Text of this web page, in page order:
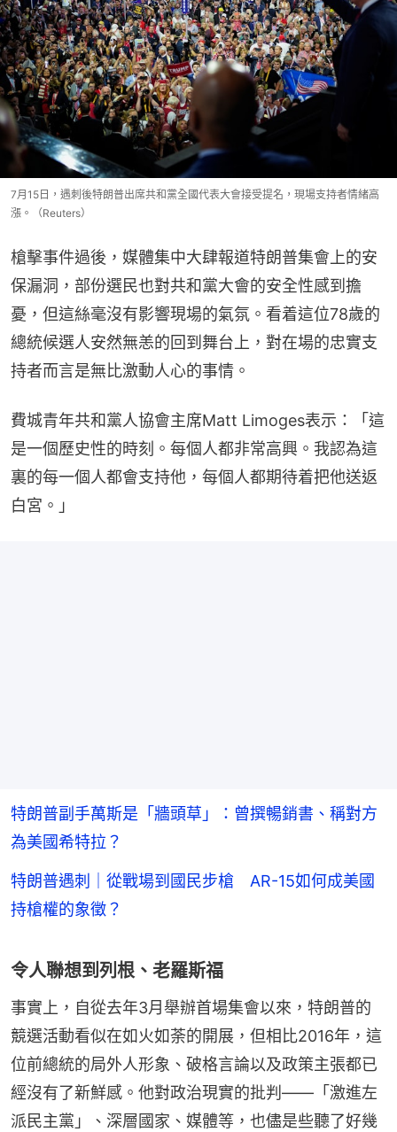
7月15日，遇刺後特朗普出席共和黨全國代表大會接受提名，現場支持者情緒高
漲。（Reuters）
槍擊事件過後，媒體集中大肆報道特朗普集會上的安
保漏洞，部份選民也對共和黨大會的安全性感到擔
憂，但這絲毫沒有影響現場的氣氛。看着這位78歲的
總統候選人安然無恙的回到舞台上，對在場的忠實支
持者而言是無比激動人心的事情。
費城青年共和黨人協會主席Matt Limoges表示：「這
是一個歷史性的時刻。每個人都非常高興。我認為這
裏的每一個人都會支持他，每個人都期待着把他送返
白宮。」
特朗普副手萬斯是「牆頭草」：曾撰暢銷書、稱對方
為美國希特拉？
特朗普遇刺｜從戰場到國民步槍 AR-15如何成美國
持槍權的象徵？
令人聯想到列根、老羅斯福
事實上，自從去年3月舉辦首場集會以來，特朗普的
競選活動看似在如火如荼的開展，但相比2016年，這
位前總統的局外人形象、破格言論以及政策主張都已
經沒有了新鮮感。他對政治現實的批判——「激進左
派民主黨」、深層國家、媒體等，也儘是些聽了好幾